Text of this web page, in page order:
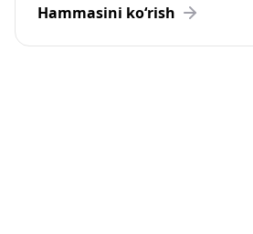
Hammasini ko‘rish